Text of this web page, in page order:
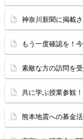
神奈川新聞に掲載
もう一度確認を！
素敵な方の訪問を
共に学ぶ授業参観！
熊本地震への募金